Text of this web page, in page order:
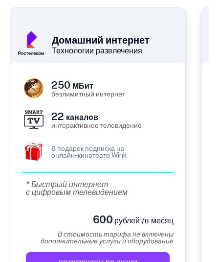
Домашний интернет
Технологии развлечения
250 МБит
безлимитный интернет
22 каналов
интерактивное телевидение
В подарок подписка на
онлайн-кинотеатр Wink
* Быстрый интернет
с цифровым телевидением
600 рублей /в месяц
В стоимость тарифа не включены
дополнительные услуги и оборудование